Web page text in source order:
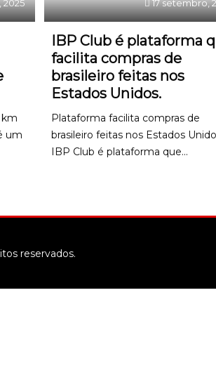
2025
km
um
17 setembro,
IBP Club é plataforma
facilita compras de
brasileiro feitas nos
Estados Unidos.
Plataforma facilita compras de
brasileiro feitas nos Estados
IBP Club é plataforma que...
reservados.